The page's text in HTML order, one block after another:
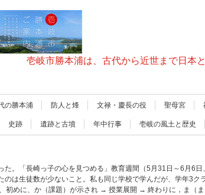
壱岐市勝本浦は、古代から近世まで日本
の勝本浦 防人と烽 文禄・慶長の役 聖母宮
史跡 遺跡と古墳 年中行事 壱岐の風土と歴史
た。「長崎っ子の心を見つめる」教育週間（5月31日～6月6
のは生徒数が少ないこと。私も同じ学校で学んだが、学年3
初めに、か（課題）が示され → 授業展開 → 終わりに，ま（